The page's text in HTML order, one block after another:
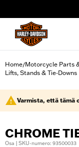
Home/Motorcycle Parts
Lifts, Stands & Tie-Downs
Varmista, että tämä
CHROME
Osa | SKU-numero: 93500033